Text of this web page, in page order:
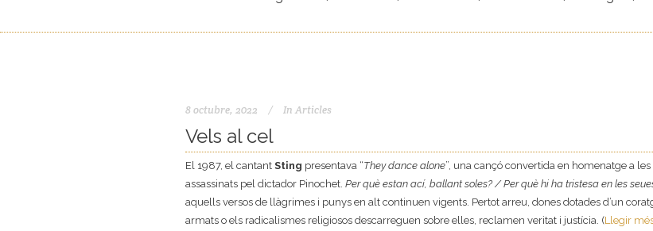
8 octubre, 2022 In Articles
Vels al cel
El 1987, el cantant Sting presentava “They dance alone”, una cançó convertida en homenatge a
assassinats pel dictador Pinochet. Per què estan ací, ballant soles? / Per què hi ha tristesa en les
aquells versos de llàgrimes i punys en alt continuen vigents. Pertot arreu, dones dotades d’un
armats o els radicalismes religiosos descarreguen sobre elles, reclamen veritat i justícia. (Llegir